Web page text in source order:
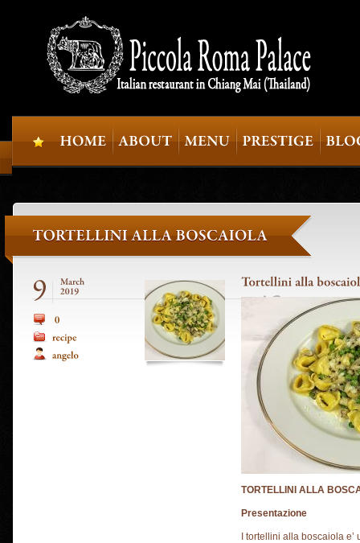
TORTELLINI ALLA
Presentazione
I tortellini alla boscaiola